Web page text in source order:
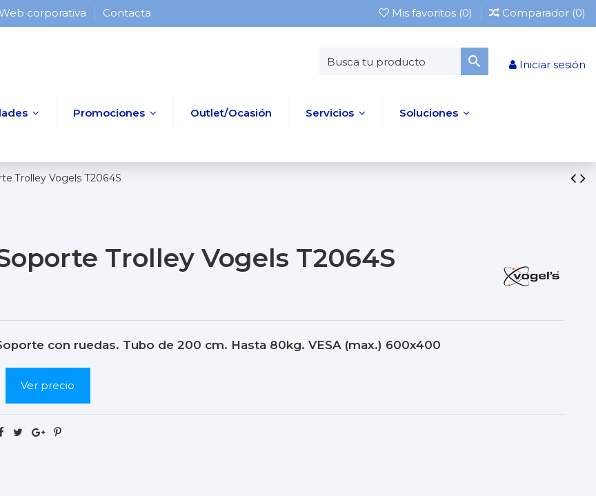
corporativa Contacta Mis favoritos (0) Comparador (0)
Iniciar sesión
Promociones Outlet/Ocasión Servicios Soluciones
Trolley Vogels T2064S
Trolley Vogels T2064S
con ruedas. Tubo de 200 cm. Hasta 80kg. VESA (max.) 600x400
Ver precio